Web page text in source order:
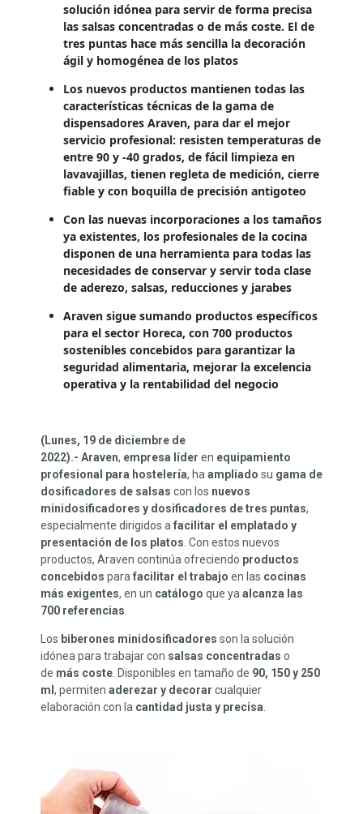
solución idónea para servir de forma precisa
las salsas concentradas o de más coste. El de
tres puntas hace más sencilla la decoración
ágil y homogénea de los platos
Los nuevos productos mantienen todas las
características técnicas de la gama de
dispensadores Araven, para dar el mejor
servicio profesional: resisten temperaturas de
entre 90 y -40 grados, de fácil limpieza en
lavavajillas, tienen regleta de medición, cierre
fiable y con boquilla de precisión antigoteo
Con las nuevas incorporaciones a los tamaños
ya existentes, los profesionales de la cocina
disponen de una herramienta para todas las
necesidades de conservar y servir toda clase
de aderezo, salsas, reducciones y jarabes
Araven sigue sumando productos específicos
para el sector Horeca, con 700 productos
sostenibles concebidos para garantizar la
seguridad alimentaria, mejorar la excelencia
operativa y la rentabilidad del negocio
(Lunes, 19 de diciembre de
2022).- Araven, empresa líder en equipamiento
profesional para hostelería, ha ampliado su gama de
dosificadores de salsas con los nuevos
minidosificadores y dosificadores de tres puntas,
especialmente dirigidos a facilitar el emplatado y
presentación de los platos . Con estos nuevos
productos, Araven continúa ofreciendo productos
concebidos para facilitar el trabajo en las cocinas
más exigentes, en un catálogo que ya alcanza las
700 referencias
Los biberones minidosificadores son la solución
idónea para trabajar con salsas concentradas o
de más coste . Disponibles en tamaño de 90, 150 y 250
ml , permiten aderezar y decorar cualquier
elaboración con la cantidad justa y precisa